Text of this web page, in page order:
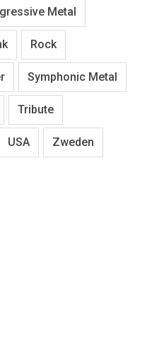
Metal
Rock
Symphonic Metal
Tribute
USA Zweden